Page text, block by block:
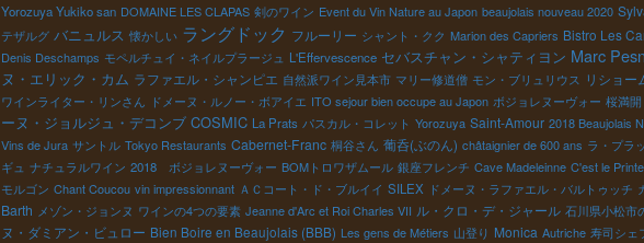
Yorozuya Yukiko san DOMAINE LES CLAPAS 剣のワイン Event du Vin Nature au Japon beaujolais nouveau 2020
テザルグ バニュルス 懐かしい ラングドック フルーリー シャント・クク Marion des Capriers Bistro Les
Denis Deschamps モペルチュイ・ネイルプラージュ L'Effervescence セバスチャン・シャティヨン Marc
ヌ・エリック・カム ラファエル・シャンピエ 自然派ワイン見本市 マリー修道僧 モン・ブリュリウス リショ
ワインライター・リンさん ドメーヌ・ルノー・ボアイエ ITO sejour bien occupe au Japon ボジョレヌーヴォー 桜満開
ーヌ・ジョルジュ・デコンブ COSMIC La Prats パスカル・コレット Yorozuya Saint-Amour 2018 Beaujolais
Vins de Jura サントル Tokyo Restaurants Cabernet-Franc 桐谷さん 葡呑(ぶのん) châtaignier de 600 ans ラ・プラ
ギュ ナチュラルワイン 2018 ボジョレヌーヴォー BOMトロワザムール 銀座フレンチ Cave Madeleinne C'est le
モルゴン Chant Coucou vin impressionnant ＡＣコート・ド・ブルイイ SILEX ドメーヌ・ラファエル・バルトゥッチ
Barth メゾン・ジョンヌ ワインの4つの要素 Jeanne d'Arc et Roi Charles VII ル・クロ・デ・ジャール 石川県小松市
ヌ・ダミアン・ビュロー Bien Boire en Beaujolais (BBB) Les gens de Métiers 山登り Monica Autriche 寿司シェ